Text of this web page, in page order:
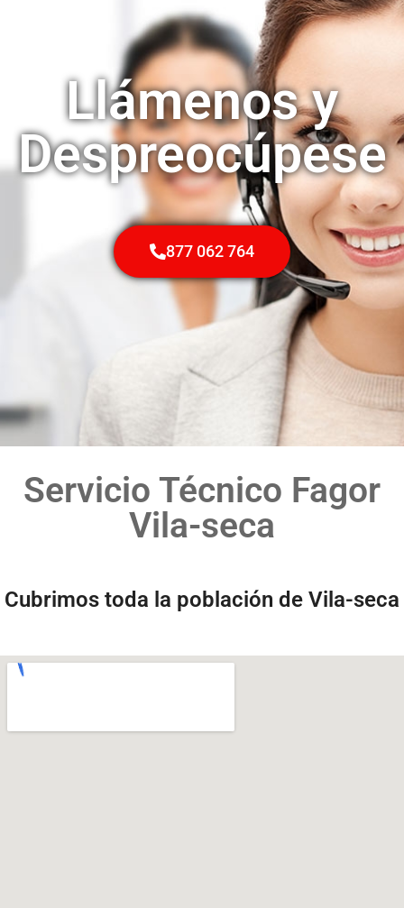
Llámenos y
Despreocúpese
877 062 764
Servicio Técnico Fagor
Vila-seca
Cubrimos toda la población de Vila-seca